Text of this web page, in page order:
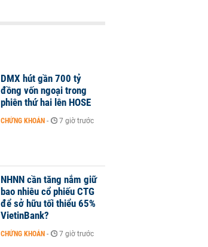
DMX hút gần 700 tỷ
đồng vốn ngoại trong
phiên thứ hai lên HOSE
CHỨNG KHOÁN - 7 giờ trước
NHNN cần tăng nắm giữ
bao nhiêu cổ phiếu CTG
để sở hữu tối thiểu 65%
VietinBank?
CHỨNG KHOÁN - 7 giờ trước